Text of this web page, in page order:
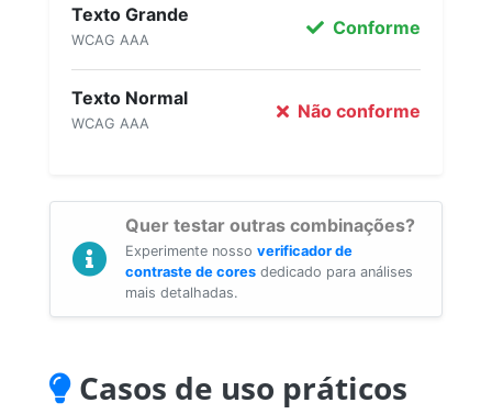
Texto Grande
WCAG AAA
Conforme
Texto Normal
WCAG AAA
Não conforme
Quer testar outras combinações?
Experimente nosso verificador de
contraste de cores dedicado para análises
mais detalhadas.
Casos de uso práticos